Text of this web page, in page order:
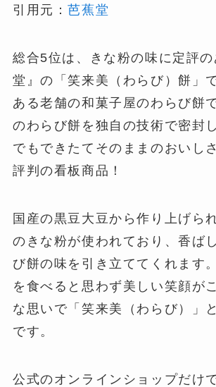
引用元：芭蕉堂
総合5位は、きな粉の味に定評
堂』の「笑来美（わらび）餅」
ある老舗の和菓子屋のわらび餅
のわらび餅を独自の技術で密封
でもできたてそのままのおいし
評判の看板商品！
国産の黒豆大豆から作り上げら
のきな粉が使われており、香ば
び餅の味を引き立ててくれます
を食べると思わず美しい笑顔が
な思いで「笑来美（わらび）」
です。
公式のオンラインショップだけ